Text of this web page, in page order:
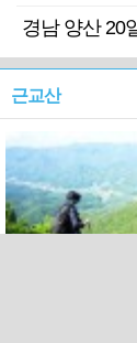
경남 양산 20
근교산